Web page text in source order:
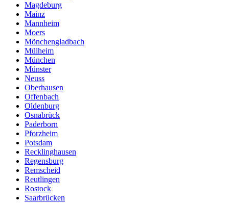
Magdeburg
Mainz
Mannheim
Moers
Mönchengladbach
Mülheim
München
Münster
Neuss
Oberhausen
Offenbach
Oldenburg
Osnabrück
Paderborn
Pforzheim
Potsdam
Recklinghausen
Regensburg
Remscheid
Reutlingen
Rostock
Saarbrücken